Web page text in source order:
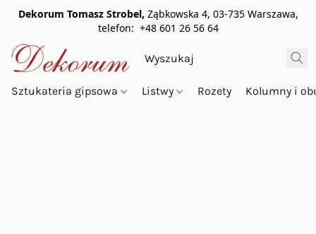
Dekorum Tomasz Strobel, Ząbkowska 4, 03-735 Warszawa,
telefon: +48 601 26 56 64
Sztukateria gipsowa Listwy Rozety Kolumny i